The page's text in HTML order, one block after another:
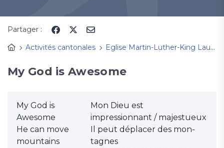
Partager :
Activités cantonales
Eglise Martin-Luther-King Lausanne
My God is Awesome
My God is
Awesome
He can move
mountains
Mon Dieu est
impressionnant / majestueux
Il peut déplacer des mon-
tagnes